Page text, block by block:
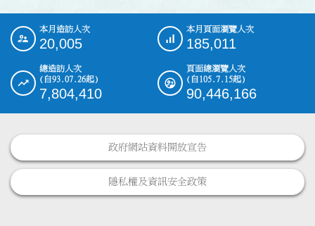
::: 本月造訪人次
20,005
本月頁面瀏覽人次
185,011
總造訪人次
(自93.07.26起)
7,804,410
頁面總瀏覽人次
(自105.7.15起)
90,446,166
政府網站資料開放宣告
隱私權及資訊安全政策